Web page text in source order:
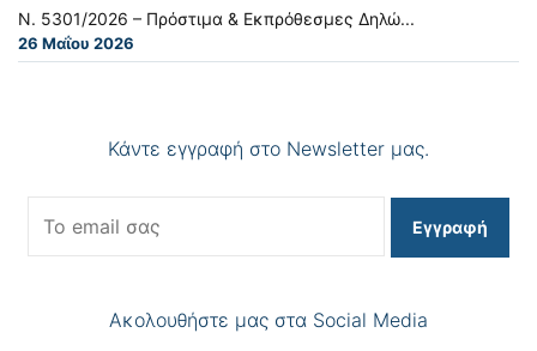
Ν. 5301/2026 – Πρόστιμα & Εκπρόθεσμες Δηλώ...
26 Μαΐου 2026
Κάντε εγγραφή στο Newsletter μας.
Εγγραφή
Ακολουθήστε μας στα Social Media